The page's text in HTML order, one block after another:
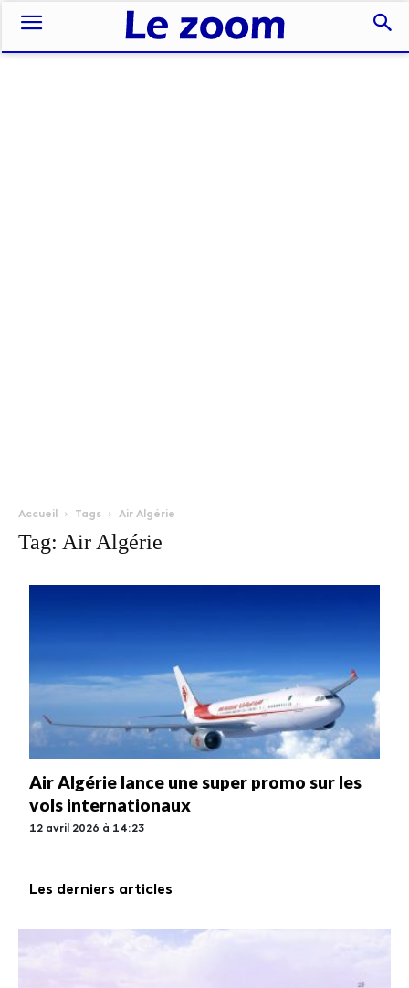
Accueil Tags Air Algérie
Tag: Air Algérie
Air Algérie lance une super promo sur les
vols internationaux
12 avril 2026 à 14:23
Les derniers articles